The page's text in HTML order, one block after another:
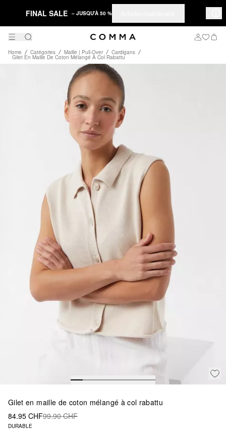
FINAL SALE – JUSQU'À 50 %
Home Catégories Maille | Pull-Over Cardigans
Gilet En Maille De Coton Mélangé À Col Rabattu
Gilet en maille de coton mélangé à col rabattu
84.95 CHF99.90 CHF
DURABLE